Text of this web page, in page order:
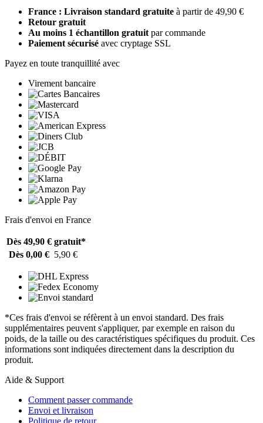
France : Livraison standard gratuite à partir de 49,90 €
Retour gratuit
Au moins 1 échantillon gratuit par commande
Paiement sécurisé avec cryptage SSL
Payez en toute tranquillité avec
Virement bancaire
Frais d'envoi en France
Dès 49,90 € gratuit*
Dès 0,00 € 5,90 €
*Ces frais d'envoi se réfèrent à un envoi standard. Des frais
supplémentaires peuvent s'appliquer, par exemple en raison du
poids, de la taille ou des caractéristiques spécifiques du produit. Ces
informations sont indiquées directement dans la description du
produit.
Aide & Support
Comment passer commande
Envoi et livraison
Politique de retour